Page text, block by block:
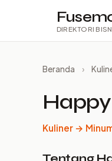
DIREKTORI
Beranda ›
Kuliner →